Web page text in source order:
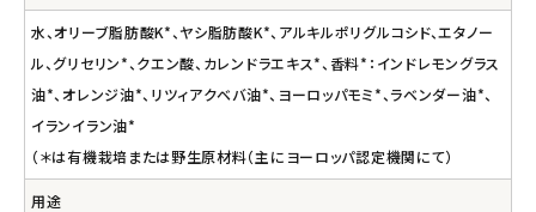
水、オリーブ脂肪酸K*、ヤシ脂肪酸K*、アルキルポリグルコシド、エタノー
ル、グリセリン*、クエン酸、カレンドラエキス*、香料*：インドレモングラス
油*、オレンジ油*、リツィアクベバ油*、ヨーロッパモミ*、ラベンダー油*、
イランイラン油*
（＊は有機栽培または野生原材料（主にヨーロッパ認定機関にて）
用途